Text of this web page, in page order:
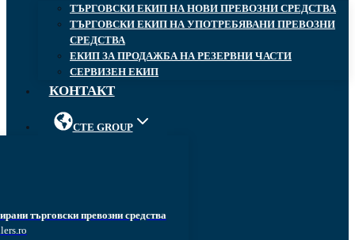
ТЪРГОВСКИ ЕКИП НА НОВИ ПРЕВОЗНИ СРЕДСТВА
ТЪРГОВСКИ ЕКИП НА УПОТРЕБЯВАНИ ПРЕВОЗНИ
СРЕДСТВА
ЕКИП ЗА ПРОДАЖБА НА РЕЗЕРВНИ ЧАСТИ
СЕРВИЗЕН ЕКИП
КОНТАКТ
CTE GROUP
търговски превозни средства